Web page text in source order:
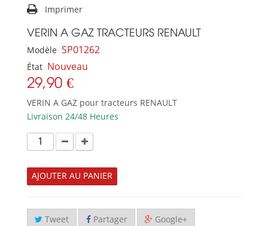
Imprimer
VERIN A GAZ TRACTEURS RENAULT
Modèle SP01262
État Nouveau
29,90 €
VERIN A GAZ pour tracteurs RENAULT
Livraison 24/48 Heures
AJOUTER AU PANIER
Tweet Partager Google+